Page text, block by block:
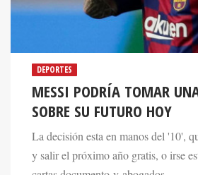
MESSI PODRÍA TOMAR UNA
SOBRE SU FUTURO HOY
La decisión esta en manos del '10',
y salir el próximo año gratis, o irse
cartas documento y abogados.